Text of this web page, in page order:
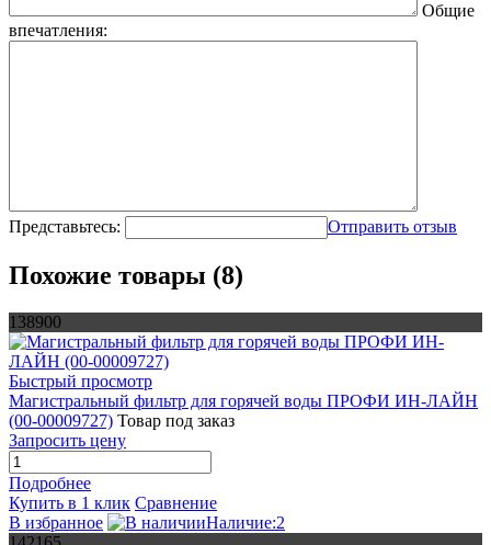
Общие
впечатления:
Представьтесь: Отправить отзыв
Похожие товары (8)
138900
Быстрый просмотр
Магистральный фильтр для горячей воды ПРОФИ ИН-ЛАЙН
(00-00009727) Товар под заказ
Запросить цену
Подробнее
Купить в 1 клик Сравнение
В избранное
Наличие:2